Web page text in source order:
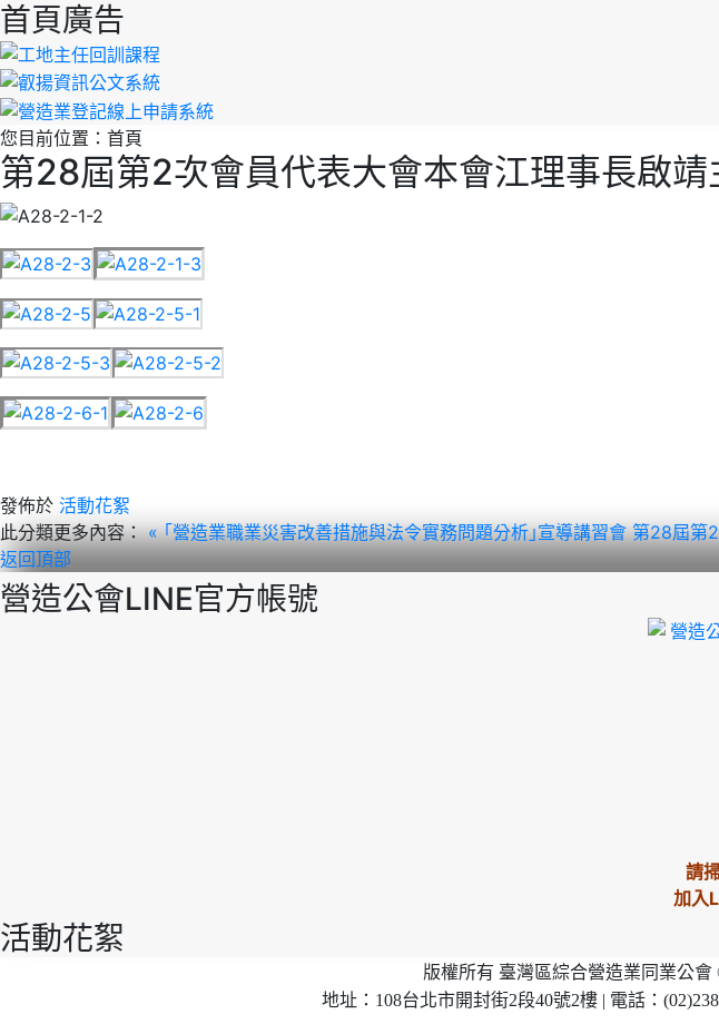
首頁廣告
您目前位置： 首頁
第28屆第2次會員代表大會本會江理事長啟
發佈於 活動花絮
此分類更多內容： « ｢營造業職業災害改善措施與法令實務問題分析｣宣導講習會第28屆第
返回頂部
營造公會LINE官方帳號
請
加入
活動花絮
版權所有 臺灣區綜合營造業同業公會
地址：108台北市開封街2段40號2樓 | 電話：